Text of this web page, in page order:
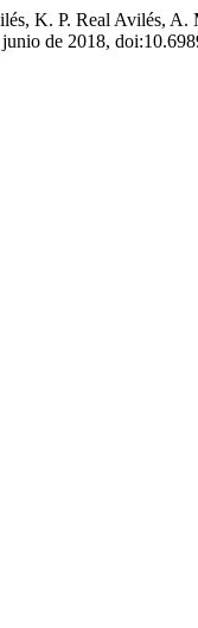
K. P. Real Avilés,
de 2018,